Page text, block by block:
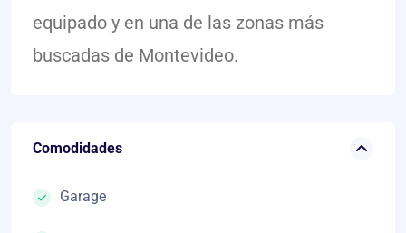
equipado y en una de las zonas más
buscadas de Montevideo.
Comodidades
Garage